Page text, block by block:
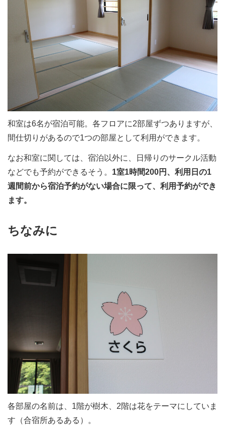
和室は6名が宿泊可能。各フロアに2部屋ずつありますが、
間仕切りがあるので1つの部屋として利用ができます。
なお和室に関しては、宿泊以外に、日帰りのサークル活動
などでも予約ができるそう。 1室1時間200円、利用日の1
週間前から宿泊予約がない場合に限って、利用予約ができ
ます。
ちなみに
各部屋の名前は、1階が樹木、2階は花をテーマにしていま
す（合宿所あるある）。